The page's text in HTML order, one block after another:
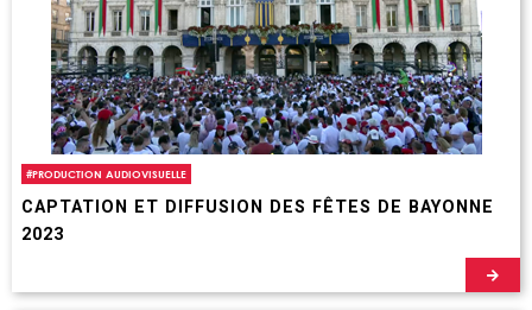
#PRODUCTION AUDIOVISUELLE
CAPTATION ET DIFFUSION DES FÊTES DE BAYONNE
2023